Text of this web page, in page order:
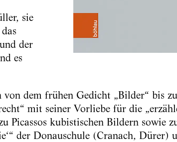
sie
der
es
von dem frühen Gedicht „Bilder“ bis
mit seiner Vorliebe für die
Picassos kubistischen Bildern sowie
der Donauschule (Cranach, Dürer)